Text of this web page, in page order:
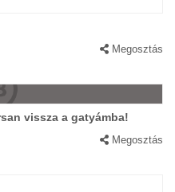
Megosztás
vissza a gatyámba!
Megosztás